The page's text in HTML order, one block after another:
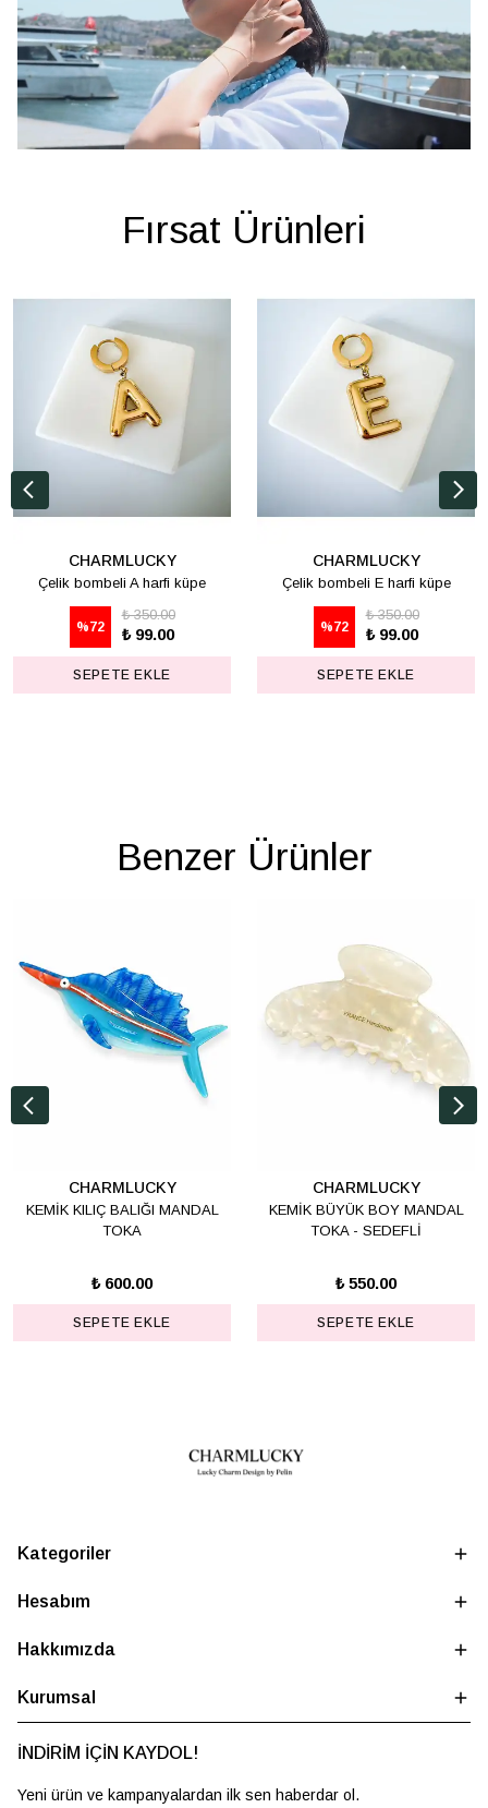
Fırsat Ürünleri
CHARMLUCKY
Çelik bombeli A harfi küpe
%72
₺ 350.00
₺ 99.00
SEPETE EKLE
CHARMLUCKY
Çelik bombeli E harfi küpe
%72
₺ 350.00
₺ 99.00
SEPETE EKLE
Benzer Ürünler
CHARMLUCKY
KEMİK KILIÇ BALIĞI MANDAL
TOKA
₺ 600.00
SEPETE EKLE
CHARMLUCKY
KEMİK BÜYÜK BOY MANDAL
TOKA - SEDEFLİ
₺ 550.00
SEPETE EKLE
Kategoriler
Hesabım
Hakkımızda
Kurumsal
İNDİRİM İÇİN KAYDOL!
Yeni ürün ve kampanyalardan ilk sen haberdar ol.